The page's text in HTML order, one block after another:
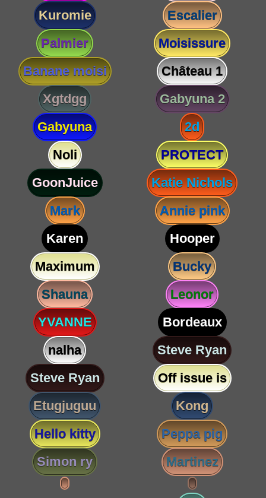
Kuromie
Escalier
Palmier
Moisissure
Banane moisi
Château 1
Xgtdgg
Gabyuna 2
Gabyuna
2d
Noli
PROTECT
GoonJuice
Katie Nichols
Mark
Annie pink
Karen
Hooper
Maximum
Bucky
Shauna
Leonor
YVANNE
Bordeaux
nalha
Steve Ryan
Steve Ryan
Off issue is
Etugjuguu
Kong
Hello kitty
Peppa pig
Simon ry
Martinez